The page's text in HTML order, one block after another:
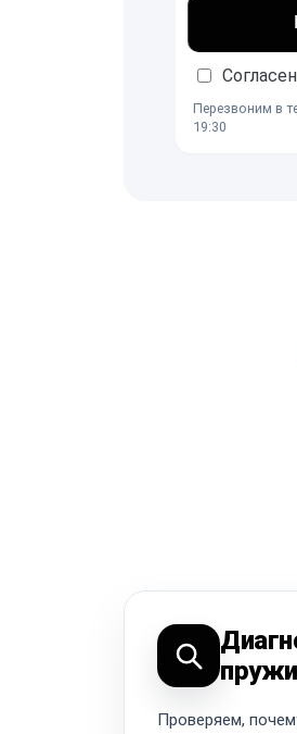
Перезвоним в
19:30
Проверяем,